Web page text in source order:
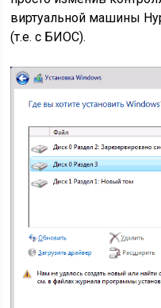
виртуальной машины
(т.е. с БИОС).